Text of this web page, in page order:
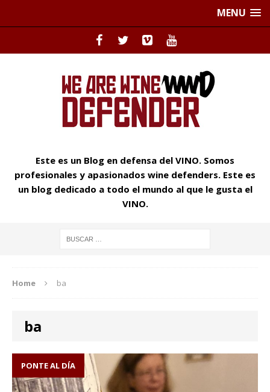
MENU
Este es un Blog en defensa del VINO. Somos
profesionales y apasionados wine defenders. Este es
un blog dedicado a todo el mundo al que le gusta el
VINO.
Home ba
ba
PONTE AL DÍA